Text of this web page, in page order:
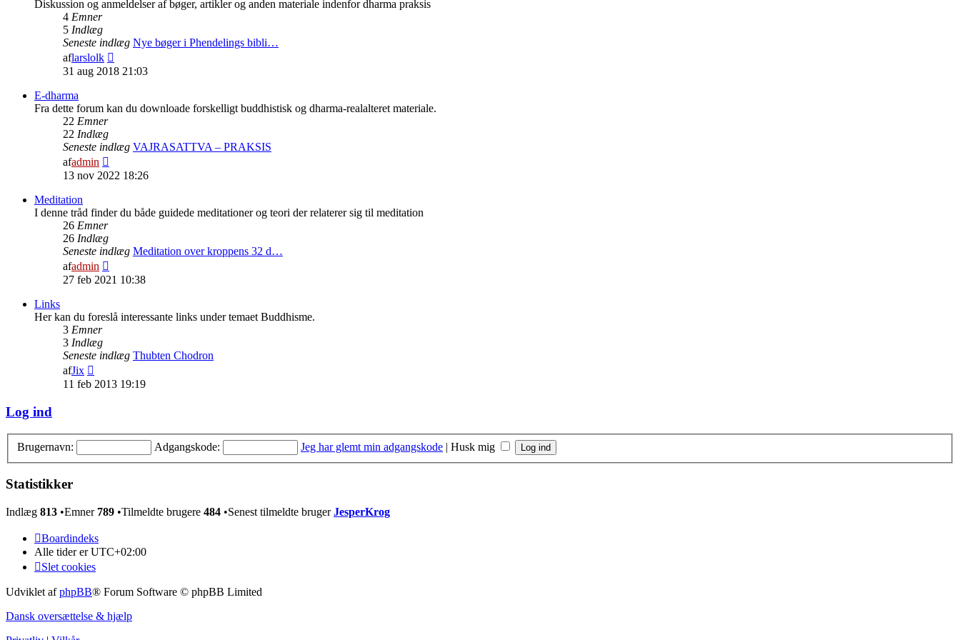
Diskussion og anmeldelser af bøger, artikler og anden materiale indenfor dharma praksis
4 Emner
5 Indlæg
Seneste indlæg Nye bøger i Phendelings bibli…
aflarslolk
det
31 aug 2018 21:03
E-dharma
Fra dette forum kan du downloade forskelligt buddhistisk og dharma-realalteret materiale.
22 Emner
22 Indlæg
Seneste indlæg VAJRASATTVA – PRAKSIS
afadmin
det
13 nov 2022 18:26
Meditation
I denne tråd finder du både guidede meditationer og teori der relaterer sig til meditation
26 Emner
26 Indlæg
Seneste indlæg Meditation over kroppens 32 d…
afadmin
det
27 feb 2021 10:38
Links
Her kan du foreslå interessante links under temaet Buddhisme.
3 Emner
3 Indlæg
Seneste indlæg Thubten Chodron
afJix
det
11 feb 2013 19:19
Log ind
Brugernavn: Adgangskode: Jeg har glemt min adgangskode | Husk mig
Statistikker
Indlæg 813 •Emner 789 •Tilmeldte brugere 484 •Senest tilmeldte brugerJesperKrog
Boardindeks
Alle tider erUTC+02:00
Slet cookies
Udviklet afphpBB® Forum Software © phpBB Limited
Dansk oversættelse & hjælp